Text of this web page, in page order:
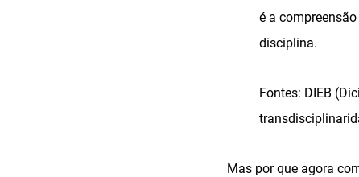
é a
disciplina.
Fontes: DIEB
Mas por que agora